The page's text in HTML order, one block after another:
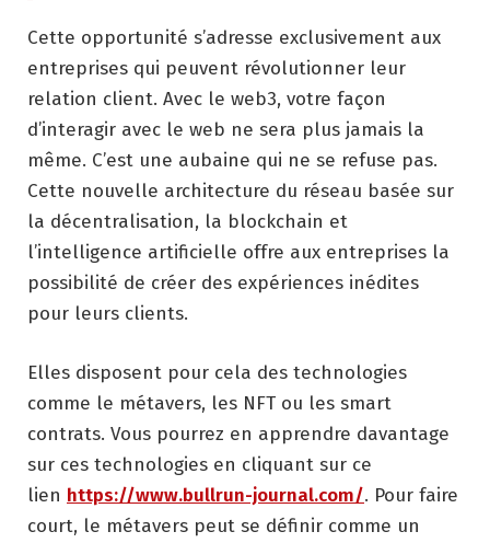
Cette opportunité s’adresse exclusivement aux
entreprises qui peuvent révolutionner leur
relation client. Avec le web3, votre façon
d’interagir avec le web ne sera plus jamais la
même. C’est une aubaine qui ne se refuse pas.
Cette nouvelle architecture du réseau basée sur
la décentralisation, la blockchain et
l’intelligence artificielle offre aux entreprises la
possibilité de créer des expériences inédites
pour leurs clients.
Elles disposent pour cela des technologies
comme le métavers, les NFT ou les smart
contrats. Vous pourrez en apprendre davantage
sur ces technologies en cliquant sur ce
lien https://www.bullrun-journal.com/. Pour faire
court, le métavers peut se définir comme un